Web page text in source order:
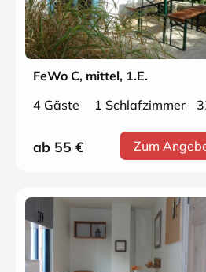
FeWo C, mittel, 1.E.
4 Gäste
1 Schlafzimmer
ab 55 € Zum